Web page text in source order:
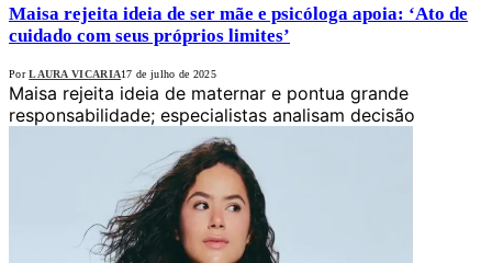
Maisa rejeita ideia de ser mãe e psicóloga apoia: ‘Ato de
cuidado com seus próprios limites’
Por LAURA VICARIA17 de julho de 2025
Maisa rejeita ideia de maternar e pontua grande
responsabilidade; especialistas analisam decisão